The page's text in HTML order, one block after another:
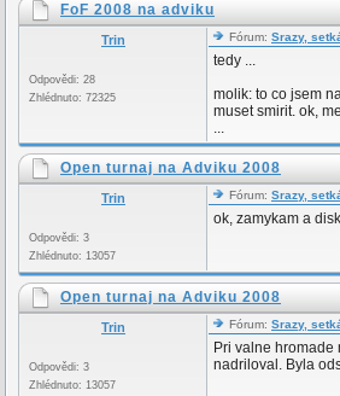
FoF 2008 na adviku
Trin
Odpovědi: 28
Zhlédnuto: 72325
Fórum: Srazy,
tedy ...
molik: to co jsem
muset smirit. ok,
...
Open turnaj na Adviku 2008
Trin
Odpovědi: 3
Zhlédnuto: 13057
Fórum: Srazy,
ok, zamykam a
Open turnaj na Adviku 2008
Trin
Odpovědi: 3
Zhlédnuto: 13057
Fórum: Srazy,
Pri valne hromade
nadriloval. Byla